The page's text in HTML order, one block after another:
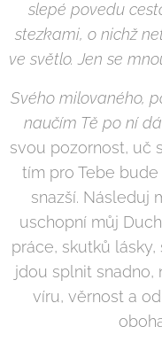
slepé povedu
stezkami, o nichž
ve světlo. Jen se
Svého milovaného,
naučím Tě po ní
svou pozornost, uč
tím pro Tebe
snazší. Následuj
uschopní můj
práce, skutků
jdou splnit snadno,
víru, věrnost a